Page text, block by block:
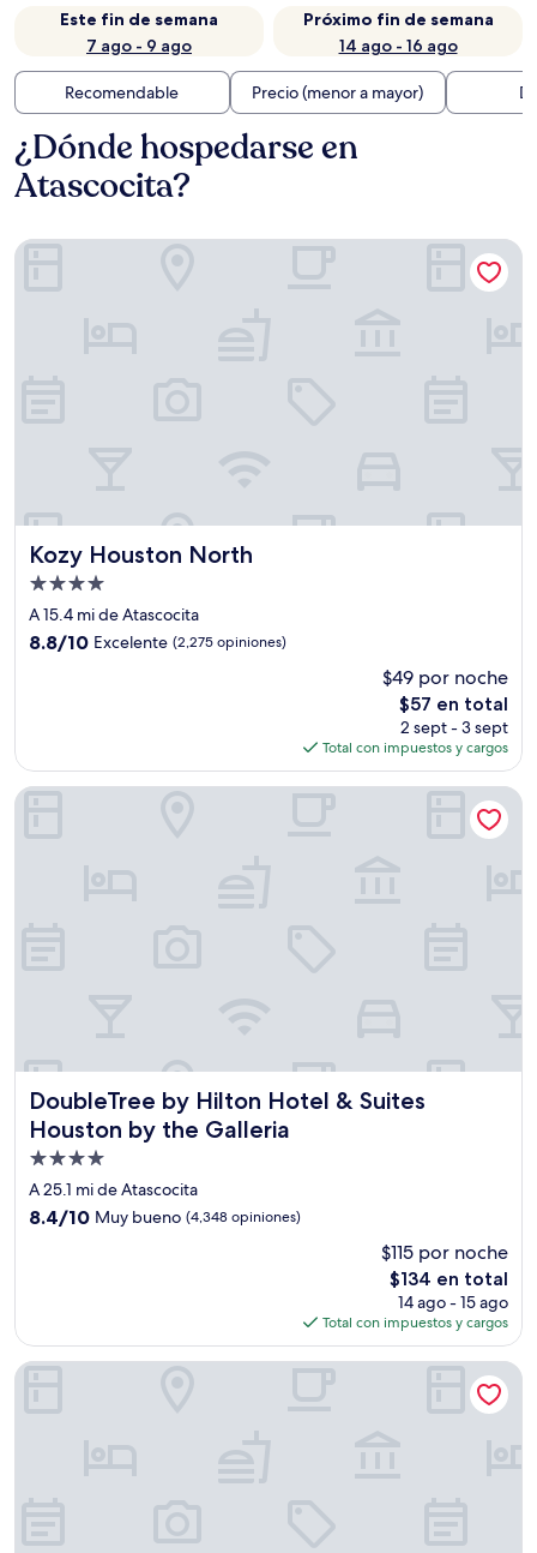
Este fin de semana
7 ago - 9 ago
Próximo fin de semana
14 ago - 16 ago
Recomendable Precio (menor a mayor)
¿Dónde hospedarse en
Atascocita?
Kozy Houston North
Kozy Houston North
Propiedad
de
4.0
estrellas
A 15.4 mi de Atascocita
8.8
8.8/10 Excelente (2,275 opiniones)
$49 por noche
El
precio
actual
es
de
$57 en total
2 sept - 3 sept
Total con impuestos y cargos
Kozy Houston North
DoubleTree by Hilton Hotel & Suites
Houston by the Galleria
DoubleTree by Hilton Hotel & Suites Houston by the
Propiedad
de
4.0
A 25.1 mi de Atascocita
8.4
opiniones)
8.4/10 Muy bueno (4,348 opiniones)
$115 por noche
El
precio
actual
es
de
$134 en total
14 ago - 15 ago
Total con impuestos y cargos
DoubleTree by Hilton Hotel & Suites Houston by the
Wiley House Bed and Breakfast